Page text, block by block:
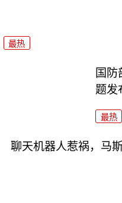
最热
国防
题发
最热
聊天机器人惹祸，马